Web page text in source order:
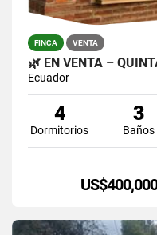
FINCA VENTA
🌿 EN VENTA –
Ecuador
4
Dormitorios
3
Baños